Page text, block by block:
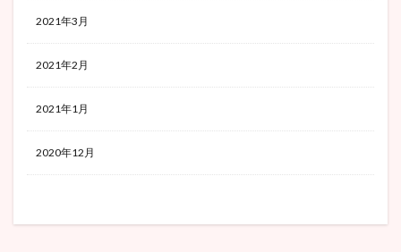
2021年3月
2021年2月
2021年1月
2020年12月